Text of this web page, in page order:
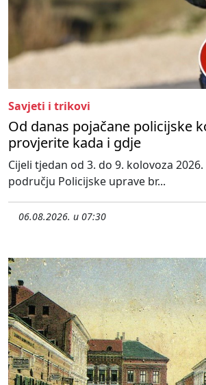
Savjeti i trikovi
Od danas pojačane policijske
provjerite kada i gdje
Cijeli tjedan od 3. do 9. kolovoza
području Policijske uprave br...
06.08.2026. u 07:30